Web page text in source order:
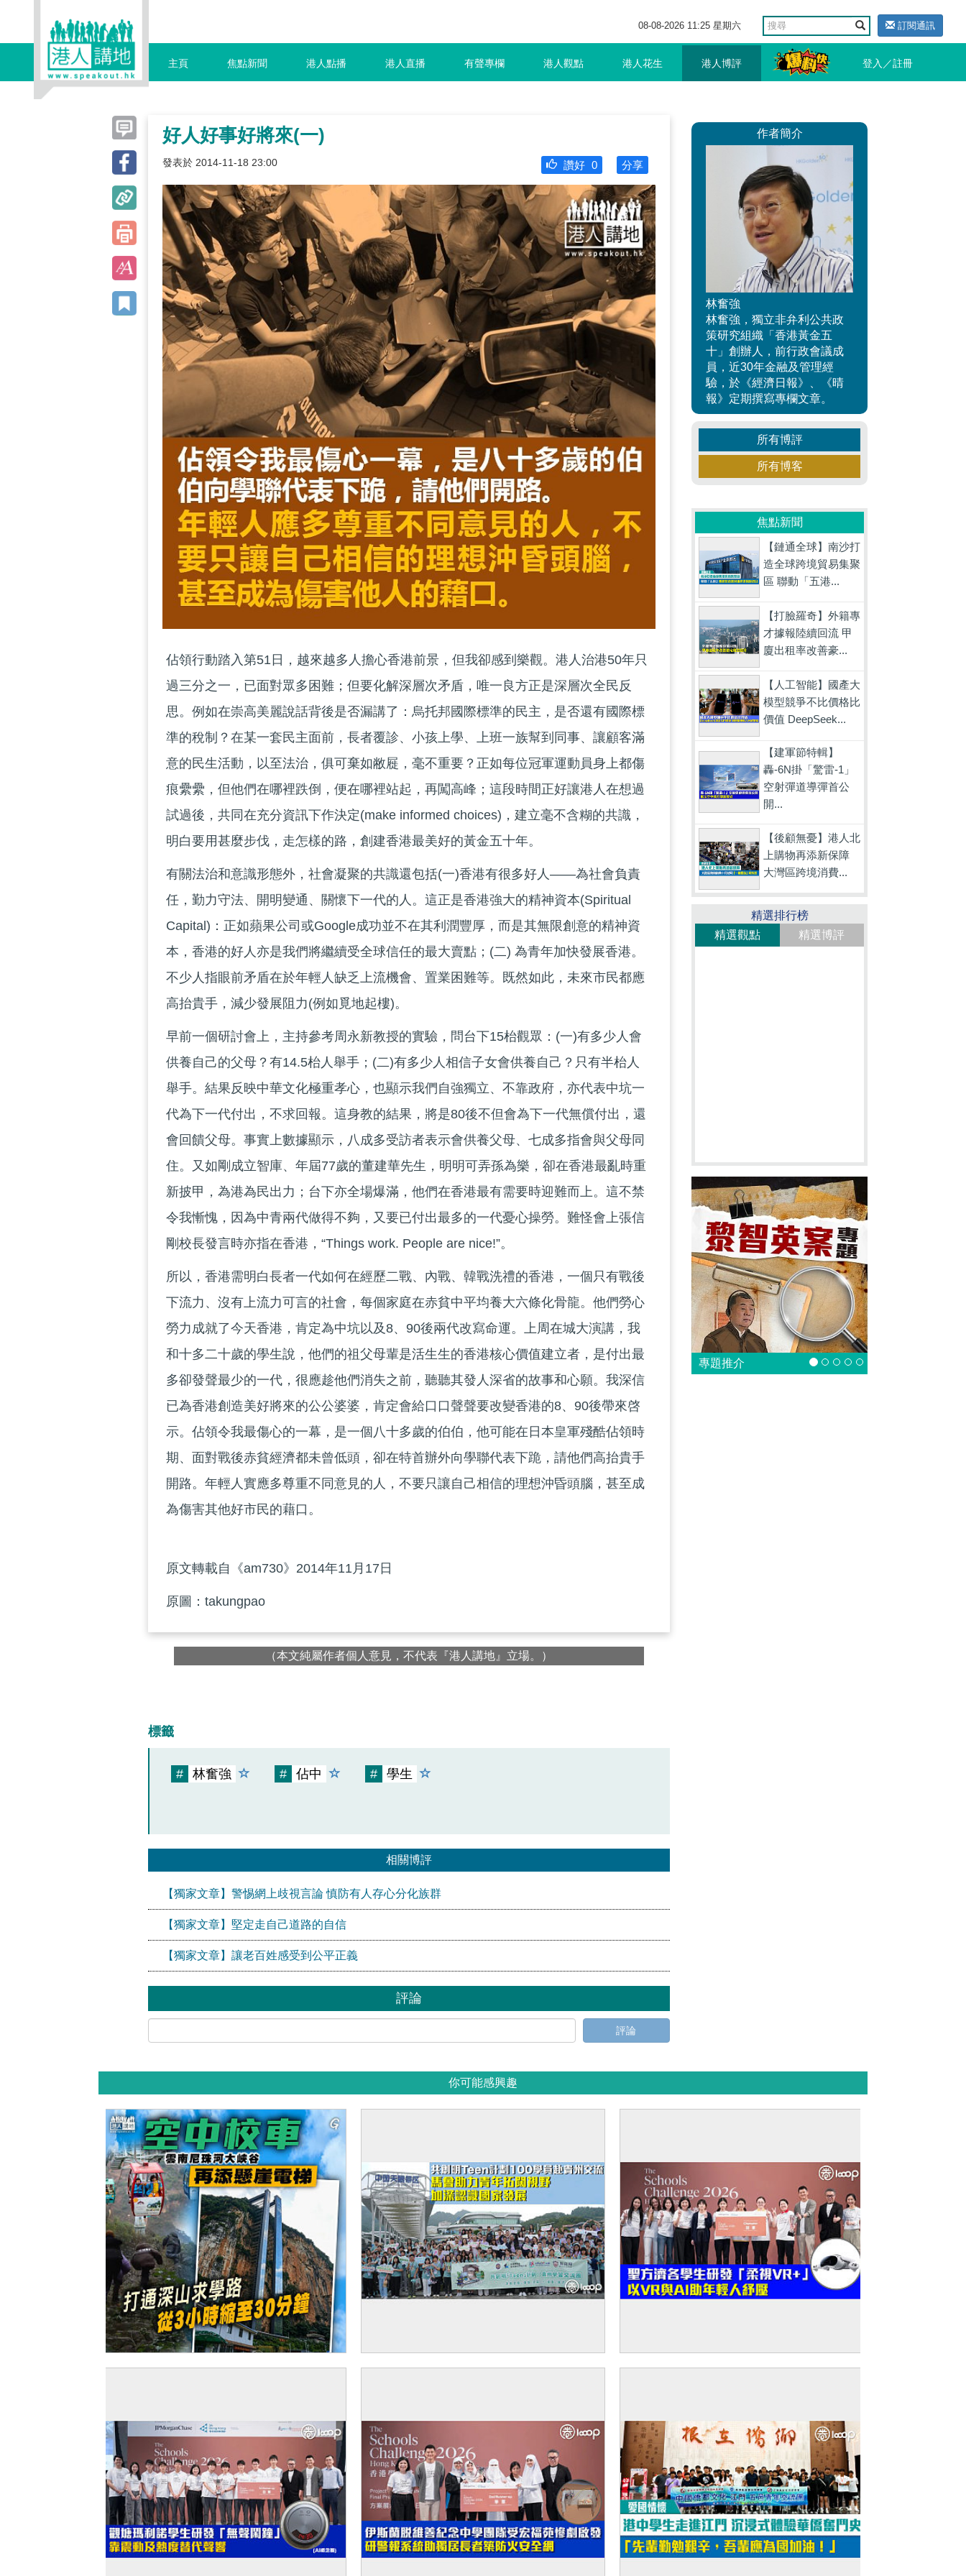
08-08-2026 11:25 星期六 訂閱通訊
主頁 焦點新聞 港人點播 港人直播 有聲專欄 港人觀點 港人花生 港人博評 登入／註冊
好人好事好將來(一)
發表於 2014-11-18 23:00 分享
讚好 0
佔領行動踏入第51日，越來越多人擔心香港前景，但我卻感到樂觀。港人治港50年只
過三分之一，已面對眾多困難；但要化解深層次矛盾，唯一良方正是深層次全民反
思。例如在崇高美麗說話背後是否漏講了：烏托邦國際標準的民主，是否還有國際標
準的稅制？在某一套民主面前，長者覆診、小孩上學、上班一族幫到同事、讓顧客滿
意的民生活動，以至法治，俱可棄如敝屣，毫不重要？正如每位冠軍運動員身上都傷
痕纍纍，但他們在哪裡跌倒，便在哪裡站起，再闖高峰；這段時間正好讓港人在想過
試過後，共同在充分資訊下作決定(make informed choices)，建立毫不含糊的共識，
明白要用甚麼步伐，走怎樣的路，創建香港最美好的黃金五十年。
有關法治和意識形態外，社會凝聚的共識還包括(一)香港有很多好人——為社會負責
任，勤力守法、開明變通、關懷下一代的人。這正是香港強大的精神資本(Spiritual
Capital)：正如蘋果公司或Google成功並不在其利潤豐厚，而是其無限創意的精神資
本，香港的好人亦是我們將繼續受全球信任的最大賣點；(二) 為青年加快發展香港。
不少人指眼前矛盾在於年輕人缺乏上流機會、置業困難等。既然如此，未來市民都應
高抬貴手，減少發展阻力(例如覓地起樓)。
早前一個研討會上，主持參考周永新教授的實驗，問台下15枱觀眾：(一)有多少人會
供養自己的父母？有14.5枱人舉手；(二)有多少人相信子女會供養自己？只有半枱人
舉手。結果反映中華文化極重孝心，也顯示我們自強獨立、不靠政府，亦代表中坑一
代為下一代付出，不求回報。這身教的結果，將是80後不但會為下一代無償付出，還
會回饋父母。事實上數據顯示，八成多受訪者表示會供養父母、七成多指會與父母同
住。又如剛成立智庫、年屆77歲的董建華先生，明明可弄孫為樂，卻在香港最亂時重
新披甲，為港為民出力；台下亦全場爆滿，他們在香港最有需要時迎難而上。這不禁
令我慚愧，因為中青兩代做得不夠，又要已付出最多的一代憂心操勞。難怪會上張信
剛校長發言時亦指在香港，“Things work. People are nice!”。
所以，香港需明白長者一代如何在經歷二戰、內戰、韓戰洗禮的香港，一個只有戰後
下流力、沒有上流力可言的社會，每個家庭在赤貧中平均養大六條化骨龍。他們勞心
勞力成就了今天香港，肯定為中坑以及8、90後兩代改寫命運。上周在城大演講，我
和十多二十歲的學生說，他們的祖父母輩是活生生的香港核心價值建立者，是付出最
多卻發聲最少的一代，很應趁他們消失之前，聽聽其發人深省的故事和心願。我深信
已為香港創造美好將來的公公婆婆，肯定會給口口聲聲要改變香港的8、90後帶來啓
示。佔領令我最傷心的一幕，是一個八十多歲的伯伯，他可能在日本皇軍殘酷佔領時
期、面對戰後赤貧經濟都未曾低頭，卻在特首辦外向學聯代表下跪，請他們高抬貴手
開路。年輕人實應多尊重不同意見的人，不要只讓自己相信的理想沖昏頭腦，甚至成
為傷害其他好市民的藉口。
原文轉載自《am730》2014年11月17日
原圖：takungpao
（本文純屬作者個人意見，不代表『港人講地』立場。）
標籤
# 林奮強 # 佔中 # 學生
相關博評
【獨家文章】警惕網上歧視言論 慎防有人存心分化族群
【獨家文章】堅定走自己道路的自信
【獨家文章】讓老百姓感受到公平正義
評論
評論
作者簡介
林奮強
林奮強，獨立非弁利公共政
策研究組織「香港黃金五
十」創辦人，前行政會議成
員，近30年金融及管理經
驗，於《經濟日報》、《晴
報》定期撰寫專欄文章。
所有博評
所有博客
焦點新聞
【鏈通全球】南沙打
造全球跨境貿易集聚
區 聯動「五港...
【打臉羅奇】外籍專
才據報陸續回流 甲
廈出租率改善豪...
【人工智能】國產大
模型競爭不比價格比
價值 DeepSeek...
【建軍節特輯】
轟-6N掛「驚雷-1」
空射彈道導彈首公
開...
【後顧無憂】港人北
上購物再添新保障
大灣區跨境消費...
精選排行榜
精選觀點
精選博評
專題推介
你可能感興趣